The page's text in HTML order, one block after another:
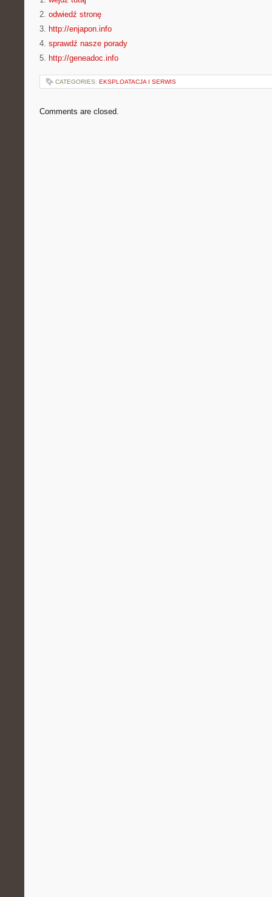
2. odwiedź stronę
3. http://enjapon.info
4. sprawdź nasze porady
5. http://geneadoc.info
CATEGORIES: EKSPLOATACJA I SERWIS
Comments are closed.